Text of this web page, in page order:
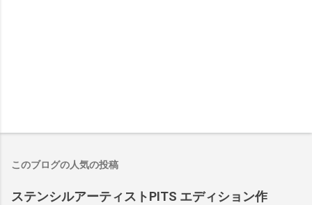
このブログの人気の投稿
ステンシルアーティストPITS エディション作